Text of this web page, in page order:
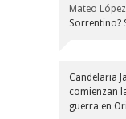
Mateo López
Sorrentino?
Candelaria
comienzan
guerra en